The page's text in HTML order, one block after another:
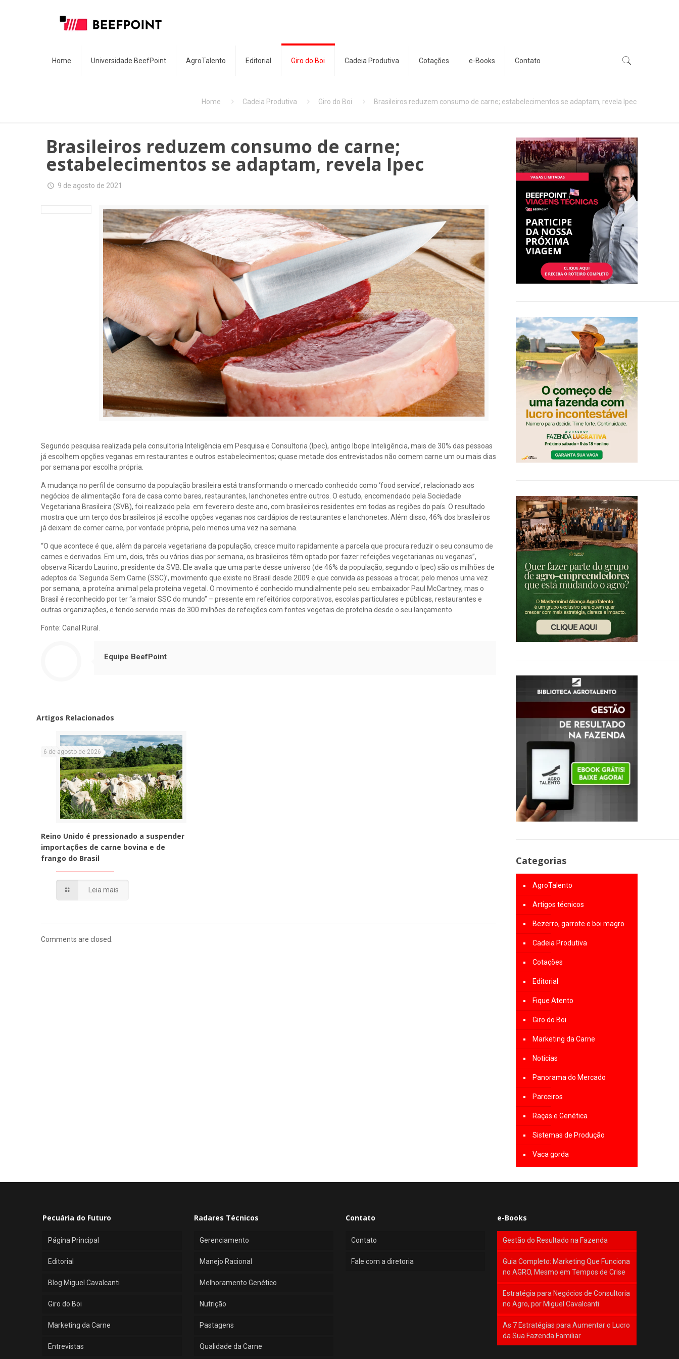
Home Universidade BeefPoint AgroTalento Editorial Giro do Boi Cadeia Produtiva Cotações e-Books Contato
Home Cadeia Produtiva Giro do Boi Brasileiros reduzem consumo de carne; estabelecimentos se adaptam, revela Ipec
Brasileiros reduzem consumo de carne;
estabelecimentos se adaptam, revela Ipec
9 de agosto de 2021
Segundo pesquisa realizada pela consultoria Inteligência em Pesquisa e Consultoria (Ipec), antigo Ibope Inteligência, mais de 30% das pessoas
já escolhem opções veganas em restaurantes e outros estabelecimentos; quase metade dos entrevistados não comem carne um ou mais dias
por semana por escolha própria.
A mudança no perfil de consumo da população brasileira está transformando o mercado conhecido como ‘food service’, relacionado aos
negócios de alimentação fora de casa como bares, restaurantes, lanchonetes entre outros. O estudo, encomendado pela Sociedade
Vegetariana Brasileira (SVB), foi realizado pela em fevereiro deste ano, com brasileiros residentes em todas as regiões do país. O resultado
mostra que um terço dos brasileiros já escolhe opções veganas nos cardápios de restaurantes e lanchonetes. Além disso, 46% dos brasileiros
já deixam de comer carne, por vontade própria, pelo menos uma vez na semana.
“O que acontece é que, além da parcela vegetariana da população, cresce muito rapidamente a parcela que procura reduzir o seu consumo de
carnes e derivados. Em um, dois, três ou vários dias por semana, os brasileiros têm optado por fazer refeições vegetarianas ou veganas”,
observa Ricardo Laurino, presidente da SVB. Ele avalia que uma parte desse universo (de 46% da população, segundo o Ipec) são os milhões de
adeptos da ‘Segunda Sem Carne (SSC)’, movimento que existe no Brasil desde 2009 e que convida as pessoas a trocar, pelo menos uma vez
por semana, a proteína animal pela proteína vegetal. O movimento é conhecido mundialmente pelo seu embaixador Paul McCartney, mas o
Brasil é reconhecido por ter “a maior SSC do mundo” – presente em refeitórios corporativos, escolas particulares e públicas, restaurantes e
outras organizações, e tendo servido mais de 300 milhões de refeições com fontes vegetais de proteína desde o seu lançamento.
Fonte: Canal Rural.
Equipe BeefPoint
Artigos Relacionados
6 de agosto de 2026
Reino Unido é pressionado a suspender
importações de carne bovina e de
frango do Brasil
Leia mais
Comments are closed.
Categorias
AgroTalento
Artigos técnicos
Bezerro, garrote e boi magro
Cadeia Produtiva
Cotações
Editorial
Fique Atento
Giro do Boi
Marketing da Carne
Notícias
Panorama do Mercado
Parceiros
Raças e Genética
Sistemas de Produção
Vaca gorda
Pecuária do Futuro
Página Principal
Editorial
Blog Miguel Cavalcanti
Giro do Boi
Marketing da Carne
Entrevistas
Radares Técnicos
Gerenciamento
Manejo Racional
Melhoramento Genético
Nutrição
Pastagens
Qualidade da Carne
Contato
Contato
Fale com a diretoria
e-Books
Gestão do Resultado na Fazenda
Guia Completo: Marketing Que Funciona
no AGRO, Mesmo em Tempos de Crise
Estratégia para Negócios de Consultoria
no Agro, por Miguel Cavalcanti
As 7 Estratégias para Aumentar o Lucro
da Sua Fazenda Familiar